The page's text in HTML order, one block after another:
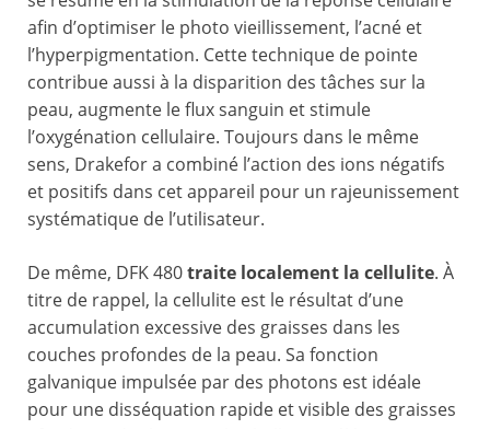
afin d’optimiser le photo vieillissement, l’acné et
l’hyperpigmentation. Cette technique de pointe
contribue aussi à la disparition des tâches sur la
peau, augmente le flux sanguin et stimule
l’oxygénation cellulaire. Toujours dans le même
sens, Drakefor a combiné l’action des ions négatifs
et positifs dans cet appareil pour un rajeunissement
systématique de l’utilisateur.
De même, DFK 480traite localement la cellulite. À
titre de rappel, la cellulite est le résultat d’une
accumulation excessive des graisses dans les
couches profondes de la peau. Sa fonction
galvanique impulsée par des photons est idéale
pour une disséquation rapide et visible des graisses